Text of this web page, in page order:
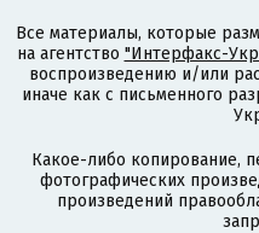
Все материалы, которые
на агентство "Интерфакс-
воспроизведению и/или
иначе как с письменного
Какое-либо копирование,
фотографических
произведений